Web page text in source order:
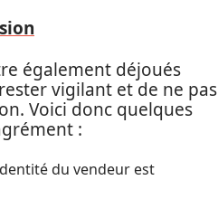
également déjoués
vigilant et de ne pas
Voici donc quelques
:
du vendeur est